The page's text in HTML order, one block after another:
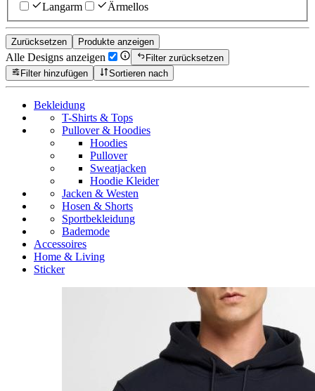
Langarm
Ärmellos
Zurücksetzen Produkte anzeigen
Alle Designs anzeigen
Filter zurücksetzen
Filter hinzufügen
Sortieren nach
Bekleidung
T-Shirts & Tops
Pullover & Hoodies
Hoodies
Pullover
Sweatjacken
Hoodie Kleider
Jacken & Westen
Hosen & Shorts
Sportbekleidung
Bademode
Accessoires
Home & Living
Sticker